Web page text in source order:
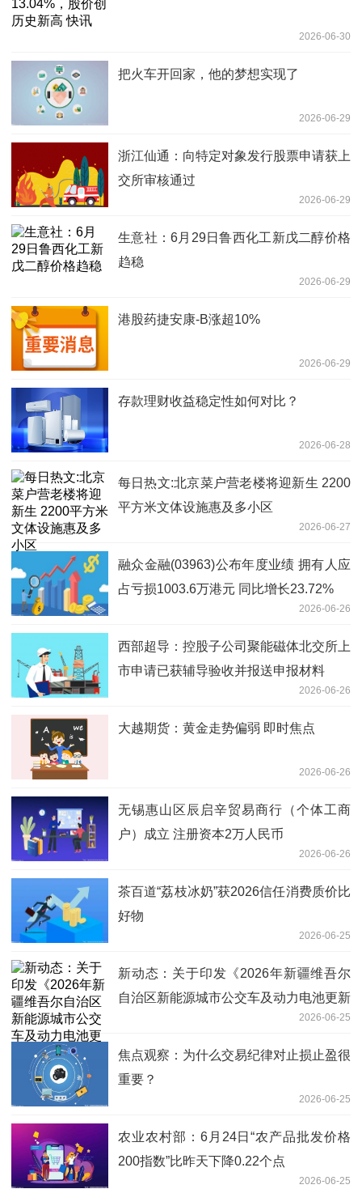
2026-06-30
把火车开回家，他的梦想实现了
2026-06-29
浙江仙通：向特定对象发行股票申请获上
交所审核通过
2026-06-29
生意社：6月29日鲁西化工新戊二醇价格
趋稳
2026-06-29
港股药捷安康-B涨超10%
2026-06-29
存款理财收益稳定性如何对比？
2026-06-28
每日热文:北京菜户营老楼将迎新生 2200
平方米文体设施惠及多小区
2026-06-27
融众金融(03963)公布年度业绩 拥有人应
占亏损1003.6万港元 同比增长23.72%
2026-06-26
西部超导：控股子公司聚能磁体北交所上
市申请已获辅导验收并报送申报材料
2026-06-26
大越期货：黄金走势偏弱 即时焦点
2026-06-26
无锡惠山区辰启辛贸易商行（个体工商
户）成立 注册资本2万人民币
2026-06-26
茶百道“荔枝冰奶”获2026信任消费质价比
好物
2026-06-25
新动态：关于印发《2026年新疆维吾尔
自治区新能源城市公交车及动力电池更新
补贴和资金管理实施细则》的通知2026-06-25
焦点观察：为什么交易纪律对止损止盈很
重要？
2026-06-25
农业农村部：6月24日“农产品批发价格
200指数”比昨天下降0.22个点
2026-06-25